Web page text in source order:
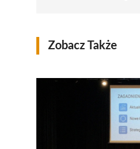
Zobacz Także